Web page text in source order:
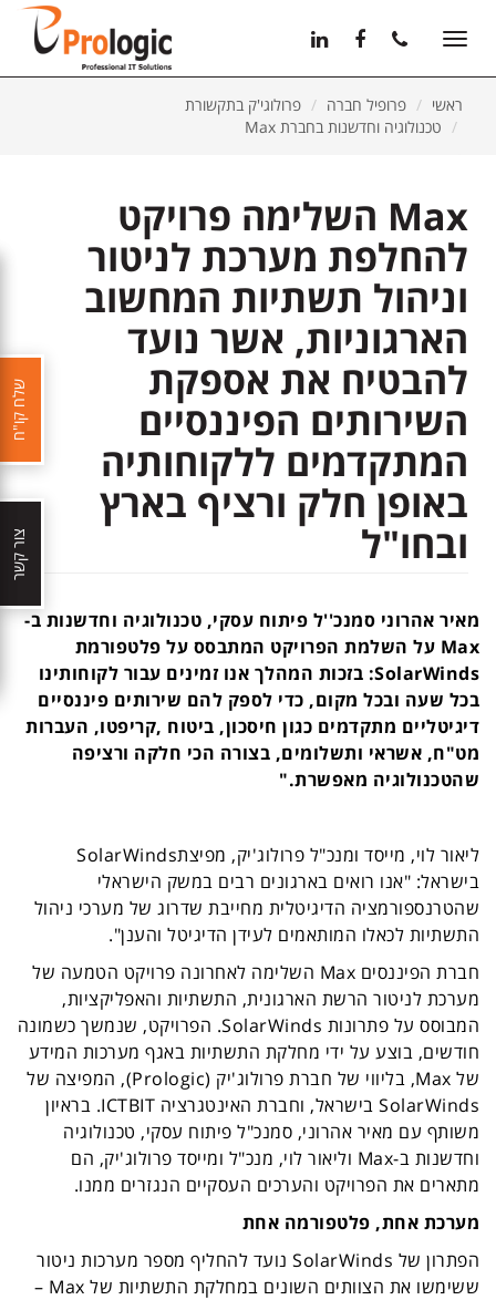
Toggle
ראשי
פרופיל חברה
פרולוגי'ק בתקשורת
טכנולוגיה וחדשנות בחברת Max
Max השלימה פרויקט
להחלפת מערכת לניטור
וניהול תשתיות המחשוב
הארגוניות, אשר נועד
להבטיח את אספקת
השירותים הפיננסיים
המתקדמים ללקוחותיה
באופן חלק ורציף בארץ
ובחו"ל
מאיר אהרוני סמנכ''ל פיתוח עסקי, טכנולוגיה וחדשנות ב-
Max על השלמת הפרויקט המתבסס על פלטפורמת
SolarWinds: בזכות המהלך אנו זמינים עבור לקוחותינו
בכל שעה ובכל מקום, כדי לספק להם שירותים פיננסיים
דיגיטליים מתקדמים כגון חיסכון, ביטוח ,קריפטו, העברות
מט"ח, אשראי ותשלומים, בצורה הכי חלקה ורציפה
שהטכנולוגיה מאפשרת".
ליאור לוי, מייסד ומנכ"ל פרולוג'יק, מפיצתSolarWinds
בישראל: "אנו רואים בארגונים רבים במשק הישראלי
שהטרנספורמציה הדיגיטלית מחייבת שדרוג של מערכי ניהול
התשתיות לכאלו המותאמים לעידן הדיגיטל והענן"
.
חברת הפיננסים Max השלימה לאחרונה פרויקט הטמעה של
מערכת לניטור הרשת הארגונית, התשתיות והאפליקציות,
המבוסס על פתרונות SolarWinds. הפרויקט, שנמשך כשמונה
חודשים, בוצע על ידי מחלקת התשתיות באגף מערכות המידע
של Max, בליווי של חברת פרולוג'יק (Prologic), המפיצה של
SolarWinds בישראל, וחברת האינטגרציה ICTBIT. בראיון
משותף עם מאיר אהרוני, סמנכ"ל פיתוח עסקי, טכנולוגיה
וחדשנות ב-Max וליאור לוי, מנכ"ל ומייסד פרולוג'יק, הם
מתארים את הפרויקט והערכים העסקיים הנגזרים ממנו.
מערכת אחת, פלטפורמה אחת
הפתרון של SolarWinds נועד להחליף מספר מערכות ניטור
ששימשו את הצוותים השונים במחלקת התשתיות של Max
–
שלח קו"ח
צור קשר